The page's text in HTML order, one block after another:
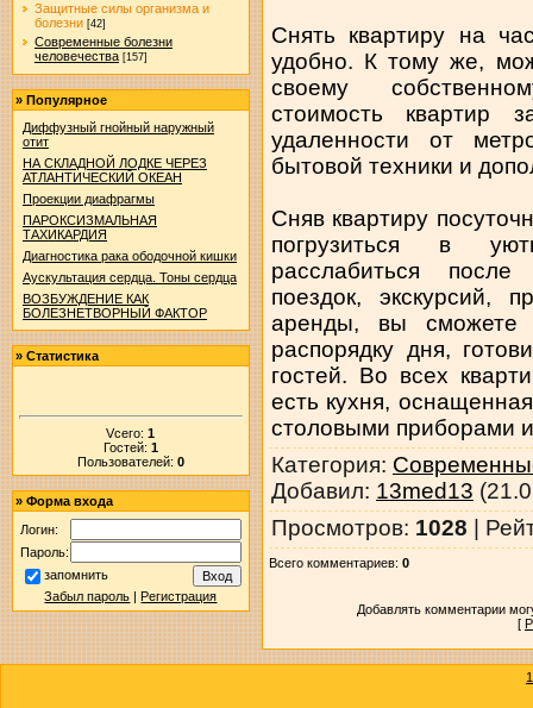
Защитные силы организма и
болезни [42]
Современные болезни
человечества [157]
» Популярное
Диффузный гнойный наружный
отит
НА СКЛАДНОЙ ЛОДКЕ ЧЕРЕЗ
АТЛАНТИЧЕСКИЙ ОКЕАН
Проекции диафрагмы
ПАРОКСИЗМАЛЬНАЯ
ТАХИКАРДИЯ
Диагностика рака ободочной кишки
Аускультация сердца. Тоны сердца
ВОЗБУЖДЕНИЕ КАК
БОЛЕЗНЕТВОРНЫЙ ФАКТОР
» Статистика
Vсего:1
Гостей: 1
Пользователей: 0
» Форма входа
Логин:
Пароль:
запомнить
Забыл пароль |Регистрация
Снять квартиру на
удобно. К тому же,
своему
стоимость квартир
удаленности от
бытовой техники и
Сняв квартиру
погрузиться в
расслабиться
поездок, экскурсий,
аренды, вы сможете
распорядку дня,
гостей. Во всех
есть кухня,
столовыми приборами
Категория:
Добавил: 13med13
Просмотров: 1028 |
Всего комментариев: 0
Добавлять комментарии
[